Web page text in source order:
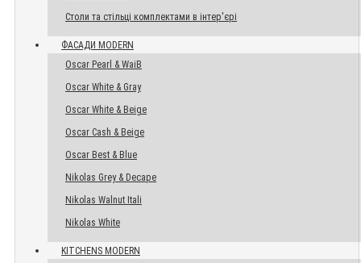
Столи та стільці комплектами в інтер'єрі
ФАСАДИ MODERN
Oscar Pearl & WaiB
Oscar White & Gray
Oscar White & Beige
Oscar Cash & Beige
Oscar Best & Blue
Nikolas Grey & Decape
Nikolas Walnut Itali
Nikolas White
KITCHENS MODERN